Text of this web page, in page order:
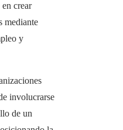
en crear
mediante
y
involucrarse
de un